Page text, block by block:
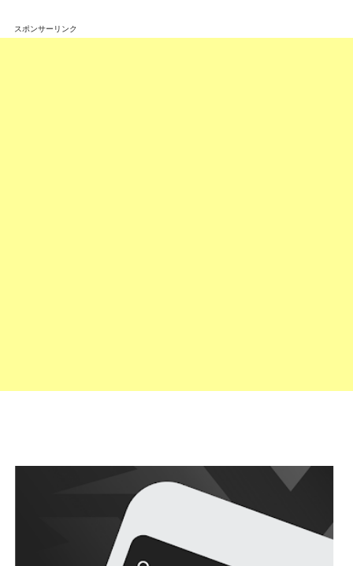
スポンサーリンク